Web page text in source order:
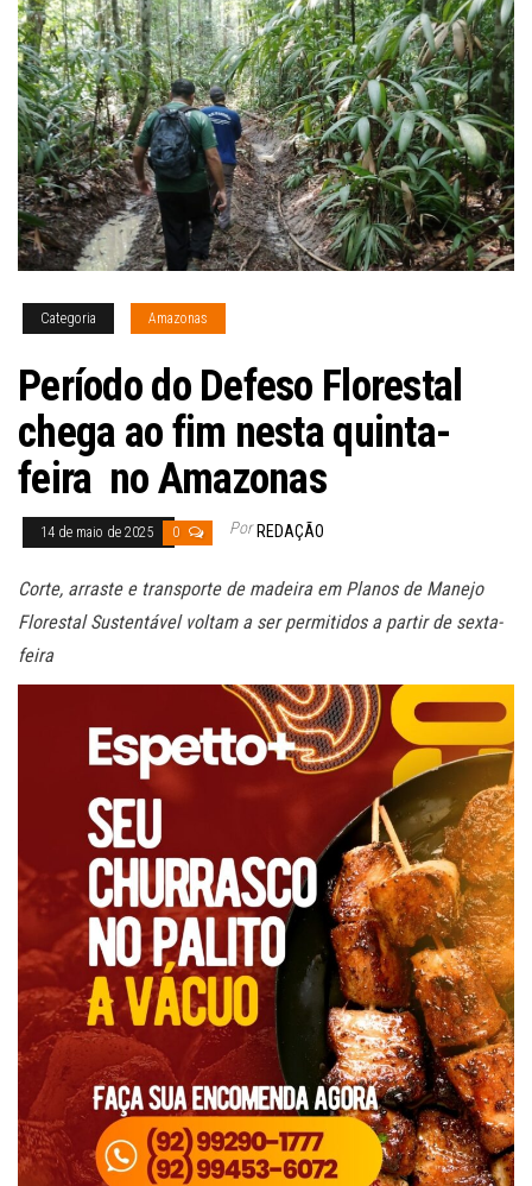
Categoria Amazonas
Período do Defeso Florestal
chega ao fim nesta quinta-
feira no Amazonas
14 de maio de 2025 0 Por REDAÇÃO
Corte, arraste e transporte de madeira em Planos de Manejo
Florestal Sustentável voltam a ser permitidos a partir de sexta-
feira